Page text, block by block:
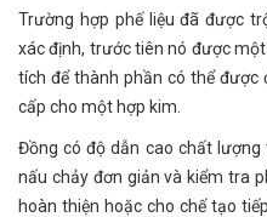
Trường hợp phế liệu đã được
xác định, trước tiên nó được
tích để thành phần có thể được
cấp cho một hợp kim.
Đồng có độ dẫn cao chất
nấu chảy đơn giản và kiểm tra
hoàn thiện hoặc cho chế tạo